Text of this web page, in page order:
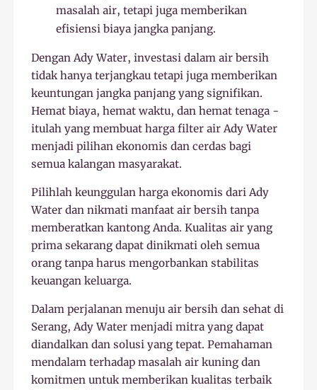
masalah air, tetapi juga memberikan
efisiensi biaya jangka panjang.
Dengan Ady Water, investasi dalam air bersih
tidak hanya terjangkau tetapi juga memberikan
keuntungan jangka panjang yang signifikan.
Hemat biaya, hemat waktu, dan hemat tenaga -
itulah yang membuat harga filter air Ady Water
menjadi pilihan ekonomis dan cerdas bagi
semua kalangan masyarakat.
Pilihlah keunggulan harga ekonomis dari Ady
Water dan nikmati manfaat air bersih tanpa
memberatkan kantong Anda. Kualitas air yang
prima sekarang dapat dinikmati oleh semua
orang tanpa harus mengorbankan stabilitas
keuangan keluarga.
Dalam perjalanan menuju air bersih dan sehat di
Serang, Ady Water menjadi mitra yang dapat
diandalkan dan solusi yang tepat. Pemahaman
mendalam terhadap masalah air kuning dan
komitmen untuk memberikan kualitas terbaik